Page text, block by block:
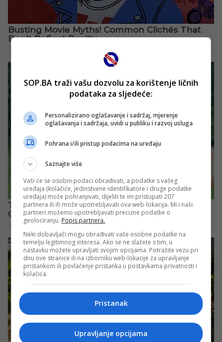
SOP.BA traži vašu dozvolu za korištenje ličnih
podataka za sljedeće:
Personalizirano oglašavanje i sadržaj, mjerenje
oglašavanja i sadržaja, uvidi u publiku i razvoj usluga
Pohrana i/ili pristup podacima na uređaju
Saznajte više
Vaši će se osobni podaci obrađivati, a podatke s vašeg
uređaja (kolačiće, jedinstvene identifikatore i druge podatke
uređaja) može pohranjivati, dijeliti te im pristupati 207
partnera ili ih može upotrebljavati ova web-lokacija. Mi i naši
partneri možemo upotrebljavati precizne podatke o
geolociranju. Popis partnera.
Neki dobavljači mogu obrađivati vaše osobne podatke na
temelju legitimnog interesa. Ako se ne slažete s tim, u
nastavku možete upravljati svojim opcijama. Potražite vezu pri
dnu ove stranice ili na izborniku web-lokacije za upravljanje
pristankom ili povlačenje pristanka u postavkama privatnosti i
kolačića.
Pristanak
Upravljanje opcijama